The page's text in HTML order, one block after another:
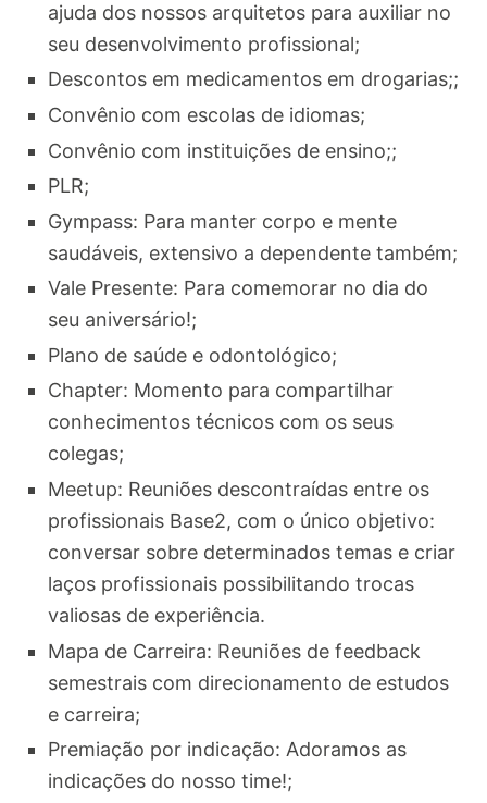
ajuda dos nossos arquitetos para auxiliar no
seu desenvolvimento profissional;
Descontos em medicamentos em drogarias;;
Convênio com escolas de idiomas;
Convênio com instituições de ensino;;
PLR;
Gympass: Para manter corpo e mente
saudáveis, extensivo a dependente também;
Vale Presente: Para comemorar no dia do
seu aniversário!;
Plano de saúde e odontológico;
Chapter: Momento para compartilhar
conhecimentos técnicos com os seus
colegas;
Meetup: Reuniões descontraídas entre os
profissionais Base2, com o único objetivo:
conversar sobre determinados temas e criar
laços profissionais possibilitando trocas
valiosas de experiência.
Mapa de Carreira: Reuniões de feedback
semestrais com direcionamento de estudos
e carreira;
Premiação por indicação: Adoramos as
indicações do nosso time!;